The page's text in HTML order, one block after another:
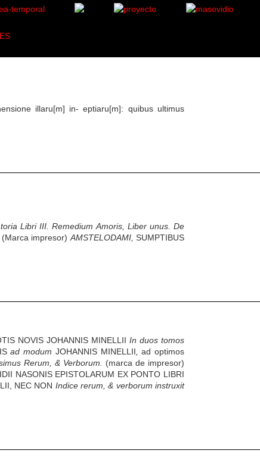
ES
illaru[m] in- eptiaru[m]: quibus ultimus
Libri III. Remedium Amoris, Liber unus. De
(Marca impresor)AMSTELODAMI, SUMPTIBUS
NOVIS JOHANNIS MINELLII In duos tomos
ad modum JOHANNIS MINELLII ,ad optimos
Rerum, & Verborum. (marca de impresor)
NASONIS EPISTOLARUM EX PONTO LIBRI
NEC NON Indice rerum, & verborum instruxit